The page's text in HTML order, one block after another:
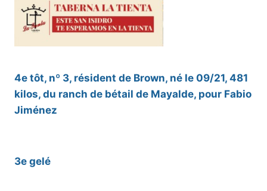
4e tôt, nº 3, résident de Brown, né le 09/21, 481
kilos, du ranch de bétail de Mayalde, pour Fabio
Jiménez
3e gelé